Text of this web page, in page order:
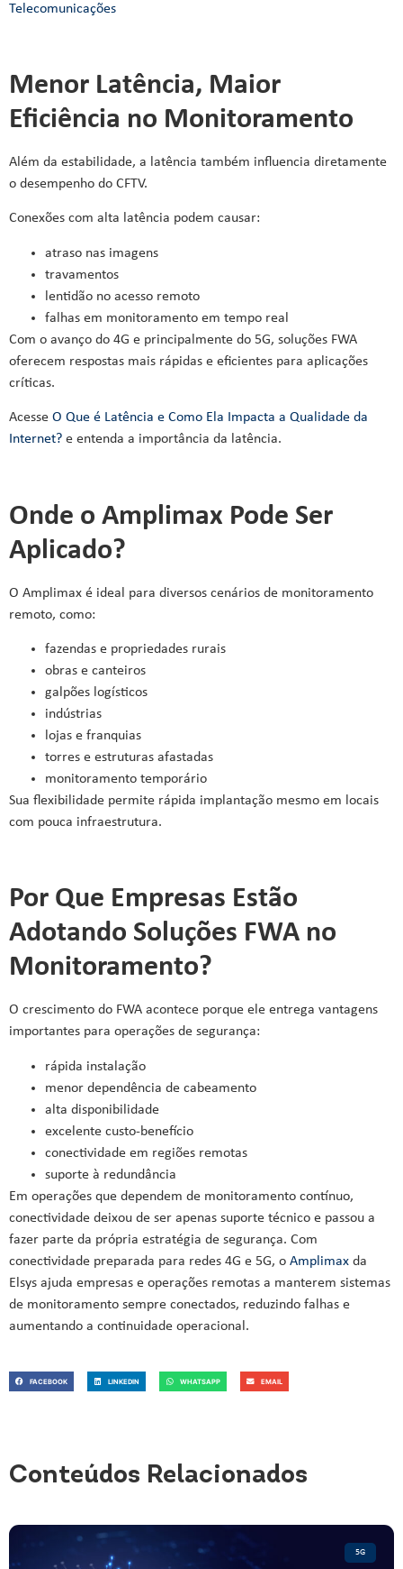
Telecomunicações
Menor Latência, Maior
Eficiência no Monitoramento
Além da estabilidade, a latência também influencia diretamente
o desempenho do CFTV.
Conexões com alta latência podem causar:
atraso nas imagens
travamentos
lentidão no acesso remoto
falhas em monitoramento em tempo real
Com o avanço do 4G e principalmente do 5G, soluções FWA
oferecem respostas mais rápidas e eficientes para aplicações
críticas.
Acesse O Que é Latência e Como Ela Impacta a Qualidade da
Internet? e entenda a importância da latência.
Onde o Amplimax Pode Ser
Aplicado?
O Amplimax é ideal para diversos cenários de monitoramento
remoto, como:
fazendas e propriedades rurais
obras e canteiros
galpões logísticos
indústrias
lojas e franquias
torres e estruturas afastadas
monitoramento temporário
Sua flexibilidade permite rápida implantação mesmo em locais
com pouca infraestrutura.
Por Que Empresas Estão
Adotando Soluções FWA no
Monitoramento?
O crescimento do FWA acontece porque ele entrega vantagens
importantes para operações de segurança:
rápida instalação
menor dependência de cabeamento
alta disponibilidade
excelente custo-benefício
conectividade em regiões remotas
suporte à redundância
Em operações que dependem de monitoramento contínuo,
conectividade deixou de ser apenas suporte técnico e passou a
fazer parte da própria estratégia de segurança. Com
conectividade preparada para redes 4G e 5G, o Amplimax da
Elsys ajuda empresas e operações remotas a manterem sistemas
de monitoramento sempre conectados, reduzindo falhas e
aumentando a continuidade operacional.
FACEBOOK LINKEDIN WHATSAPP EMAIL
Conteúdos Relacionados
5G